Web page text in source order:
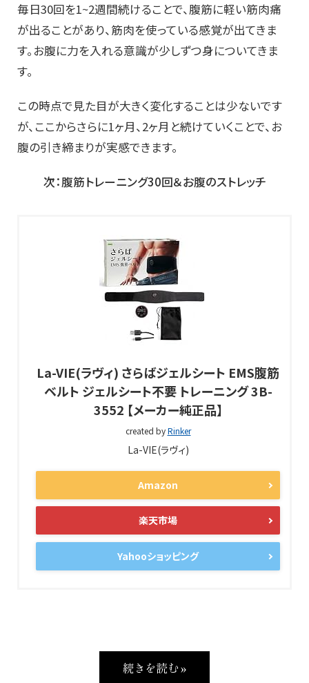
毎日30回を1~2週間続けることで、腹筋に軽い筋肉痛
が出ることがあり、筋肉を使っている感覚が出てきま
す。お腹に力を入れる意識が少しずつ身についてきま
す。
この時点で見た目が大きく変化することは少ないです
が、ここからさらに1ヶ月、2ヶ月と続けていくことで、お
腹の引き締まりが実感できます。
次：腹筋トレーニング30回＆お腹のストレッチ
La-VIE(ラヴィ) さらばジェルシート EMS腹筋
ベルト ジェルシート不要 トレーニング 3B-
3552 【メーカー純正品】
created byRinker
La-VIE(ラヴィ)
Amazon
楽天市場
Yahooショッピング
続きを読む »